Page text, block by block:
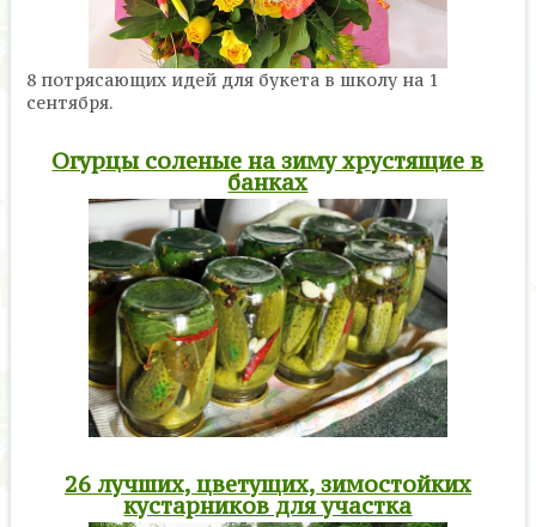
8 потрясающих идей для букета в школу на 1
сентября.
Огурцы соленые на зиму хрустящие в
банках
26 лучших, цветущих, зимостойких
кустарников для участка